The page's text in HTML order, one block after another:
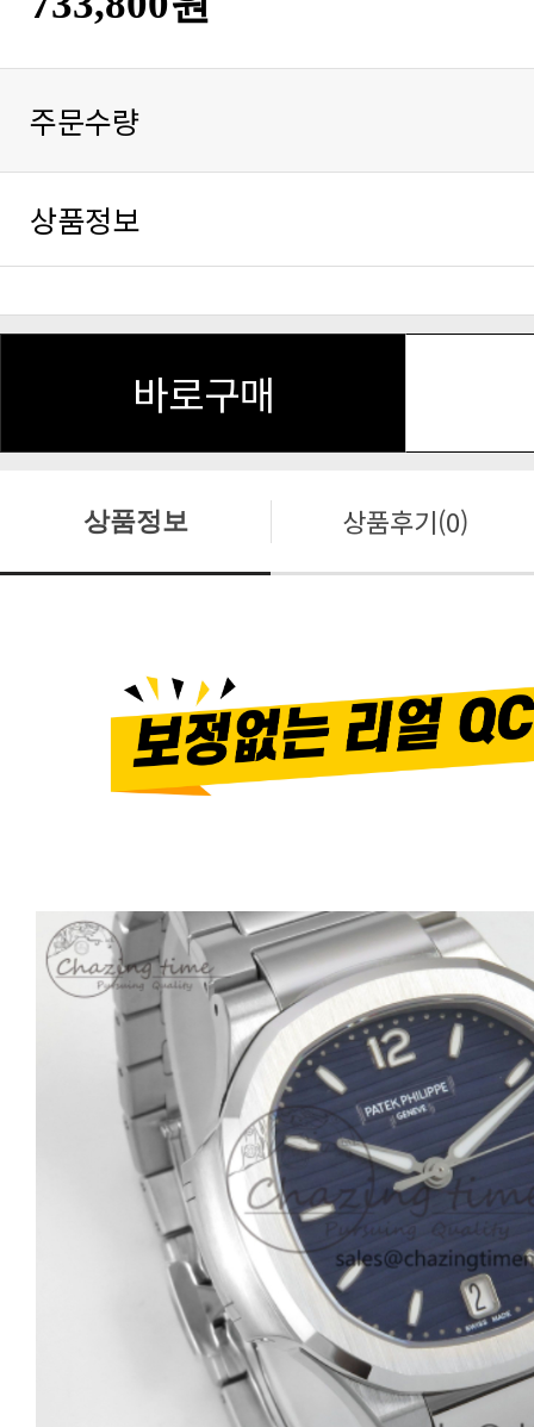
주문수량
상품정보
바로구매
상품정보 상품후기(0)